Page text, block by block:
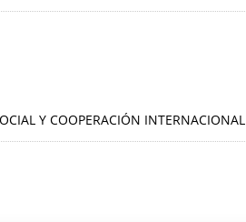
Y COOPERACIÓN INTERNACIONAL